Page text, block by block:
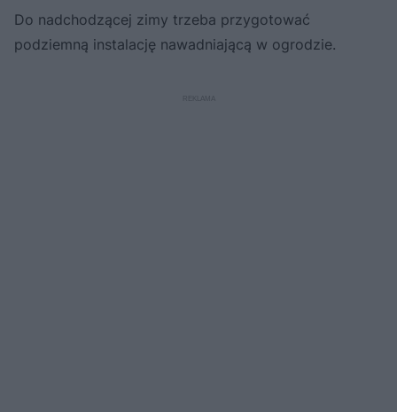
Do nadchodzącej zimy trzeba przygotować
podziemną instalację nawadniającą w ogrodzie.